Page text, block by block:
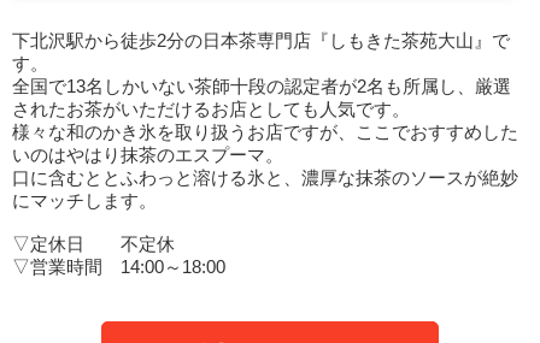
下北沢駅から徒歩2分の日本茶専門店『しもきた茶苑大山』で
す。
全国で13名しかいない茶師十段の認定者が2名も所属し、厳選
されたお茶がいただけるお店としても人気です。
様々な和のかき氷を取り扱うお店ですが、ここでおすすめした
いのはやはり抹茶のエスプーマ。
口に含むととふわっと溶ける氷と、濃厚な抹茶のソースが絶妙
にマッチします。
▽定休日 不定休
▽営業時間 14:00～18:00